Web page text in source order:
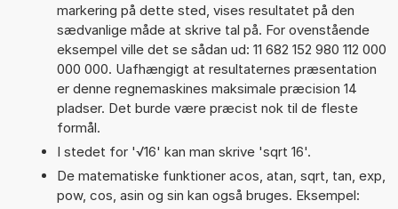
markering på dette sted, vises resultatet på den
sædvanlige måde at skrive tal på. For ovenstående
eksempel ville det se sådan ud: 11 682 152 980 112 000
000 000. Uafhængigt at resultaternes præsentation
er denne regnemaskines maksimale præcision 14
pladser. Det burde være præcist nok til de fleste
formål.
I stedet for '√16' kan man skrive 'sqrt 16'.
De matematiske funktioner acos, atan, sqrt, tan, exp,
pow, cos, asin og sin kan også bruges. Eksempel: